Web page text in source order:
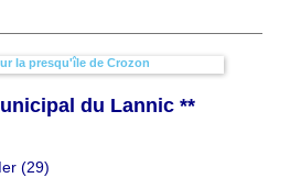
du Lannic **
(29)